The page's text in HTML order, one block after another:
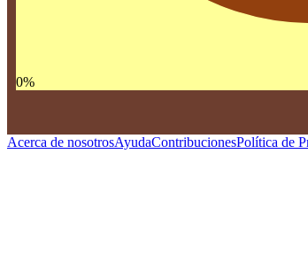
0%
Acerca de nosotrosAyudaContribucionesPolítica de